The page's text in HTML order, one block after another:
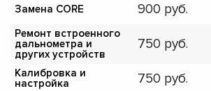
Замена CORE 900
Ремонт встроенного
дальнометра и
других устройств
750
Калибровка и
настройка
750